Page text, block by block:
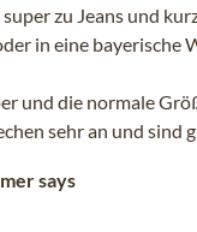
zu Jeans und
in eine bayerische
und die normale
sehr an und sind
says